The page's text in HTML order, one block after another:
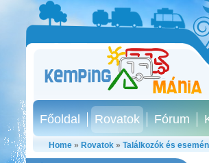
Főoldal Rovatok Fórum
Home » Rovatok » Találkozók és